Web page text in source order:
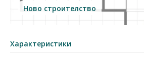
Ново строителство
Характеристики